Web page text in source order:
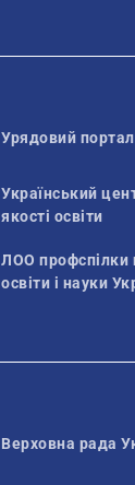
Урядовий портал
Український
якості освіти
ЛОО профспілки
освіти і науки
Верховна рада